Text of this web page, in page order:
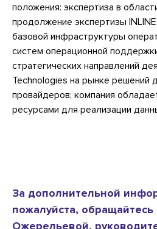
положения: экспертиза в
продолжение экспертизы
базовой инфраструктуры
систем операционной
стратегических направлений
Technologies на рынке решений
провайдеров; компания
ресурсами для реализации
За дополнительной
пожалуйста, обращайтесь
Ожерельевой,